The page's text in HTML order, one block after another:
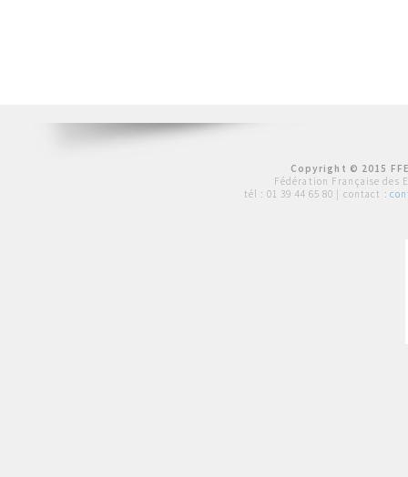
Copyright © 2015
Fédération Française des
tél : 01 39 44 65 80 | contact :